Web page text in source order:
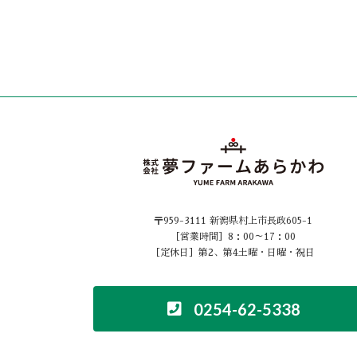
〒959-3111 新潟県村上市長政605-1
［営業時間］8：00～17：00
［定休日］第2、第4土曜・日曜・祝日
0254-62-5338